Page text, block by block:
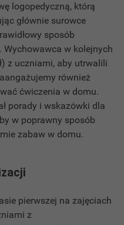
logopedyczną, którą
głównie surowce
sposób
w kolejnych
z uczniami, aby utrwalili
również
ćwiczenia w domu.
porady i wskazówki dla
w poprawny sposób
zabaw w domu.
pierwszej na zajęciach
z